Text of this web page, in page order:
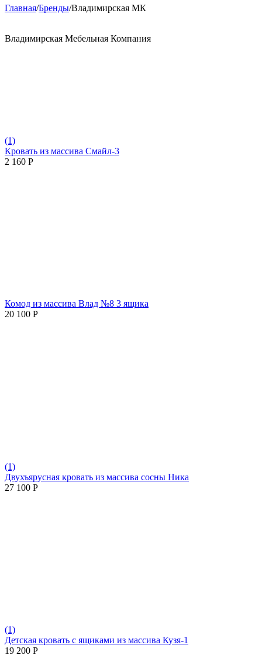
Главная/Бренды/Владимирская МК
Владимирская Мебельная Компания
(1)
Кровать из массива Смайл-3
2 160 Р
Комод из массива Влад №8 3 ящика
20 100 Р
(1)
Двухъярусная кровать из массива сосны Ника
27 100 Р
(1)
Детская кровать с ящиками из массива Кузя-1
19 200 Р